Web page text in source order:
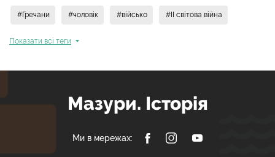
#Гречани #чоловік #військо #II світова війна
Показати всi теги
Мазури. Історія
Ми в мережах: